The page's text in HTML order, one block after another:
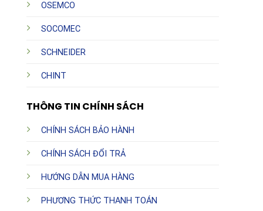
OSEMCO
SOCOMEC
SCHNEIDER
CHINT
THÔNG TIN CHÍNH SÁCH
CHÍNH SÁCH BẢO HÀNH
CHÍNH SÁCH ĐỔI TRẢ
HƯỚNG DẪN MUA HÀNG
PHƯƠNG THỨC THANH TOÁN